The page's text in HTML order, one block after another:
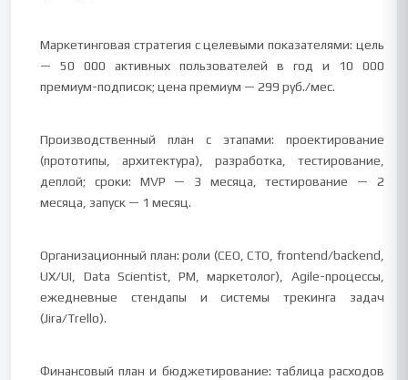
Маркетинговая стратегия с целевыми показателями: цель
— 50 000 активных пользователей в год и 10 000
премиум-подписок; цена премиум — 299 руб./мес.
Производственный план с этапами: проектирование
(прототипы, архитектура), разработка, тестирование,
деплой; сроки: MVP — 3 месяца, тестирование — 2
месяца, запуск — 1 месяц.
Организационный план: роли (CEO, CTO, frontend/backend,
UX/UI, Data Scientist, PM, маркетолог), Agile-процессы,
ежедневные стендапы и системы трекинга задач
(Jira/Trello).
Финансовый план и бюджетирование: таблица расходов